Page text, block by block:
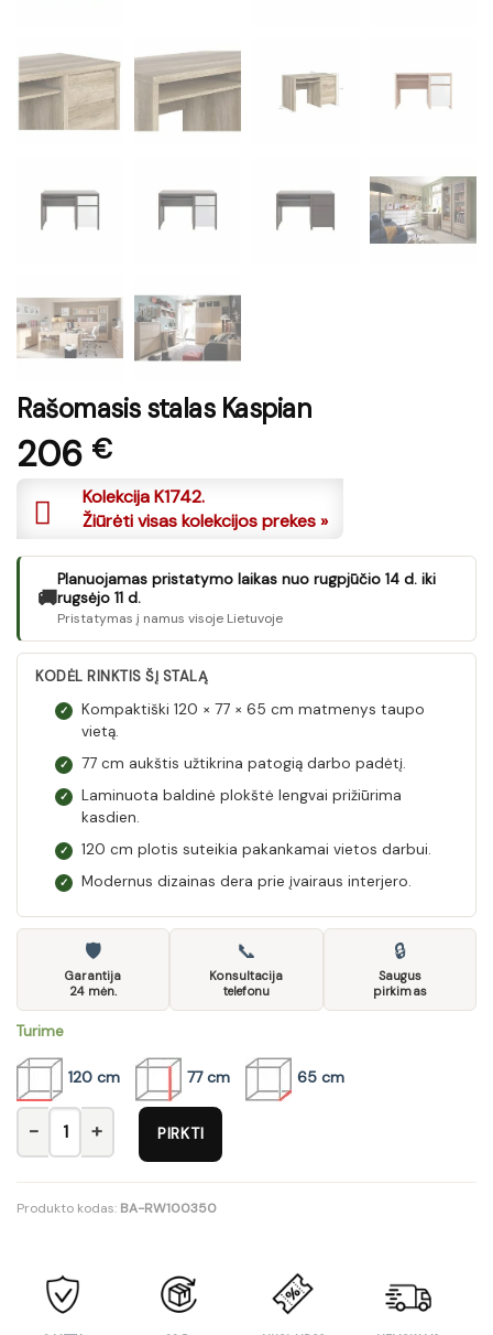
Rašomasis stalas Kaspian
206 €
Kolekcija K1742.
Žiūrėti visas kolekcijos prekes »
🚚
Planuojamas pristatymo laikas nuo rugpjūčio 14 d. iki
rugsėjo 11 d.
Pristatymas į namus visoje Lietuvoje
KODĖL RINKTIS ŠĮ STALĄ
✓
Kompaktiški 120 × 77 × 65 cm matmenys taupo
vietą.
✓ 77 cm aukštis užtikrina patogią darbo padėtį.
✓
Laminuota baldinė plokštė lengvai prižiūrima
kasdien.
✓ 120 cm plotis suteikia pakankamai vietos darbui.
✓ Modernus dizainas dera prie įvairaus interjero.
🛡
Garantija
24 mėn.
📞
Konsultacija
telefonu
🔒
Saugus
pirkimas
Turime
120 cm 77 cm 65 cm
produkto kiekis: Rašomasis stalas Kaspian
PIRKTI
Produkto kodas: BA-RW100350